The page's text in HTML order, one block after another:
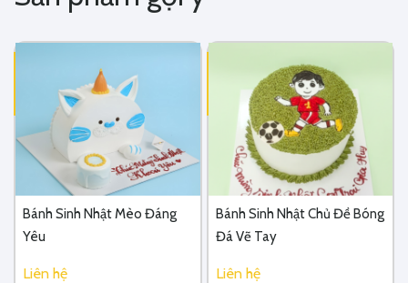
Bánh Sinh Nhật Mèo Đáng
Yêu
Liên hệ
Bánh Sinh Nhật Chủ Đề Bóng
Đá Vẽ Tay
Liên hệ